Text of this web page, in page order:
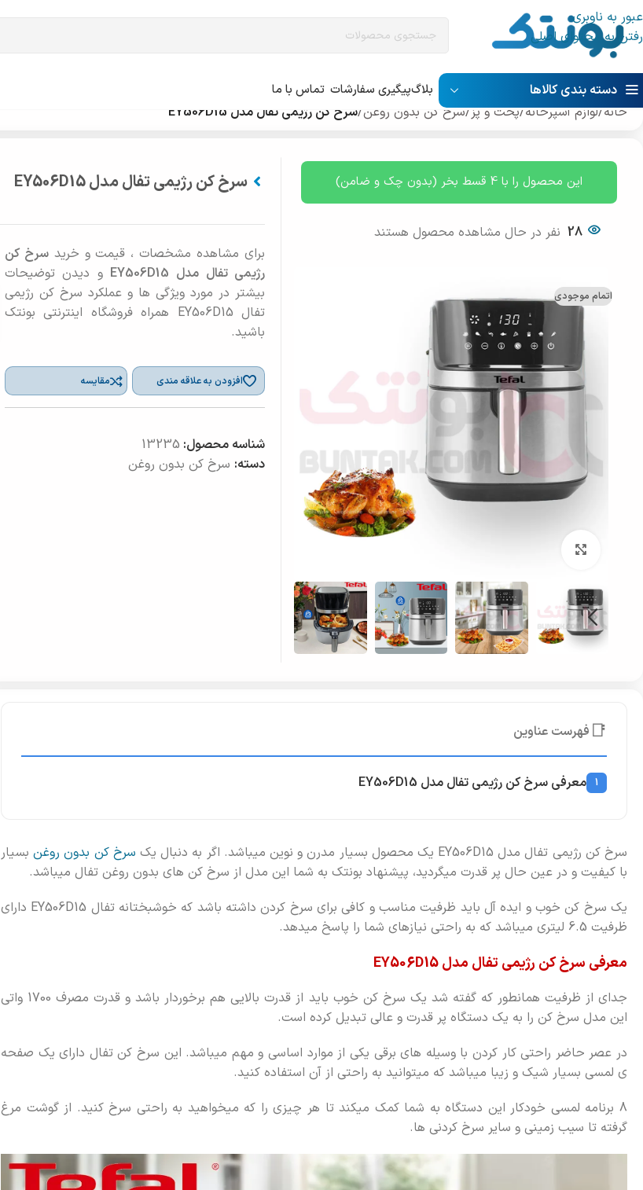
عبور به ناوبری
رفتن به محتوای اصلی
دسته بندی کالاها بلاگپیگیری سفارشات تماس با ما
خانه/لوازم آشپرخانه/پخت و پز/سرخ کن بدون روغن/سرخ کن رژیمی تفال مدل EY506D15
این محصول را با 4 قسط بخر (بدون چک و ضامن)
28 نفر در حال مشاهده محصول هستند
اتمام موجودی
سرخ کن رژیمی تفال مدل EY506D15
برای مشاهده مشخصات ، قیمت و خریدسرخ کن
رژیمی تفال مدل EY506D15
و دیدن توضیحات
بیشتر در مورد ویژگی ها و عملکرد سرخ کن رژیمی
تفال EY506D15 همراه فروشگاه اینترنتی بونتک
باشید.
افزودن به علاقه مندی مقایسه
شناسه محصول: 13235
دسته: سرخ کن بدون روغن
📑 فهرست عناوین
1 معرفی سرخ کن رژیمی تفال مدل EY506D15
سرخ کن رژیمی تفال مدل EY506D15 یک محصول بسیار مدرن و نوین میباشد. اگر به دنبال یک سرخ کن بدون روغنبسیار
با کیفیت و در عین حال پر قدرت میگردید، پیشنهاد بونتک به شما این مدل از سرخ کن های بدون روغن تفال میباشد.
یک سرخ کن خوب و ایده آل باید ظرفیت مناسب و کافی برای سرخ کردن داشته باشد که خوشبختانه تفال EY506D15 دارای
ظرفیت 6.5 لیتری میباشد که به راحتی نیازهای شما را پاسخ میدهد.
معرفی سرخ کن رژیمی تفال مدل EY506D15
جدای از ظرفیت همانطور که گفته شد یک سرخ کن خوب باید از قدرت بالایی هم برخوردار باشد و قدرت مصرف 1700 واتی
این مدل سرخ کن را به یک دستگاه پر قدرت و عالی تبدیل کرده است.
در عصر حاضر راحتی کار کردن با وسیله های برقی یکی از موارد اساسی و مهم میباشد. این سرخ کن تفال دارای یک صفحه
ی لمسی بسیار شیک و زیبا میباشد که میتوانید به راحتی از آن استفاده کنید.
8 برنامه لمسی خودکار این دستگاه به شما کمک میکند تا هر چیزی را که میخواهید به راحتی سرخ کنید. از گوشت مرغ
گرفته تا سیب زمینی و سایر سرخ کردنی ها.